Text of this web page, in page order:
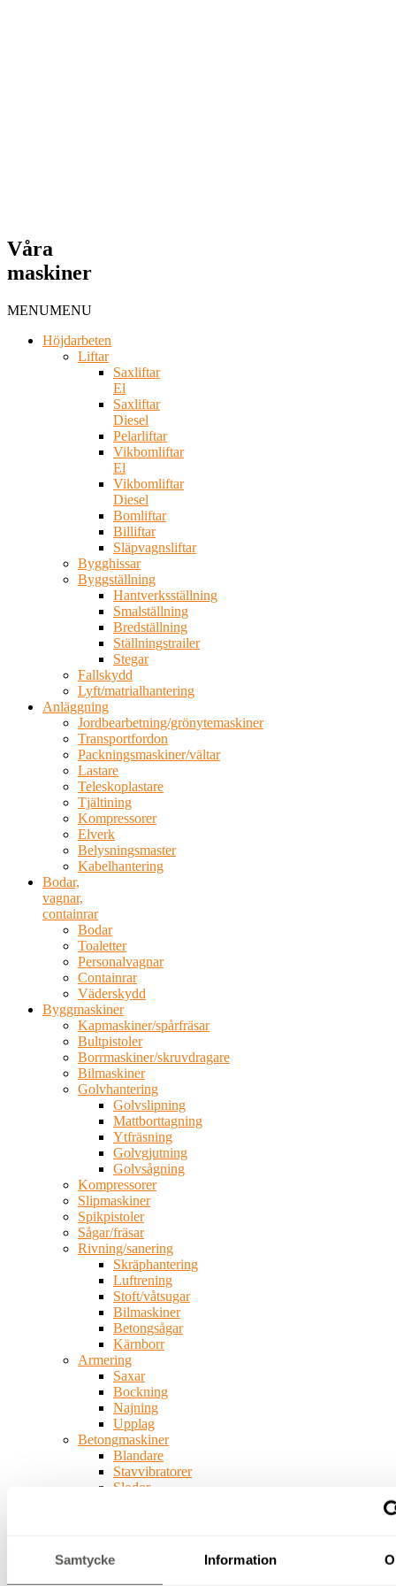
Samtycke Information
Våra
maskiner
MENUMENU
Höjdarbeten
Liftar
Saxliftar
El
Saxliftar
Diesel
Pelarliftar
Vikbomliftar
El
Vikbomliftar
Diesel
Bomliftar
Billiftar
Släpvagnsliftar
Bygghissar
Byggställning
Hantverksställning
Smalställning
Bredställning
Ställningstrailer
Stegar
Fallskydd
Lyft/matrialhantering
Anläggning
Jordbearbetning/grönytemaskiner
Transportfordon
Packningsmaskiner/vältar
Lastare
Teleskoplastare
Tjältining
Kompressorer
Elverk
Belysningsmaster
Kabelhantering
Bodar,
vagnar,
containrar
Bodar
Toaletter
Personalvagnar
Containrar
Väderskydd
Byggmaskiner
Kapmaskiner/spårfräsar
Bultpistoler
Borrmaskiner/skruvdragare
Bilmaskiner
Golvhantering
Golvslipning
Mattborttagning
Ytfräsning
Golvgjutning
Golvsågning
Kompressorer
Slipmaskiner
Spikpistoler
Sågar/fräsar
Rivning/sanering
Skräphantering
Luftrening
Stoft/våtsugar
Bilmaskiner
Betongsågar
Kärnborr
Armering
Saxar
Bockning
Najning
Upplag
Betongmaskiner
Blandare
Stavvibratorer
Slodor
Bergborr
Spräckutrustning
Byggskivehantering